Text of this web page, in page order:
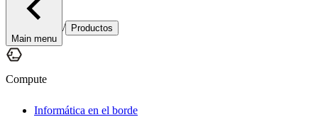
Main menu
/ Productos
Compute
Informática en el borde